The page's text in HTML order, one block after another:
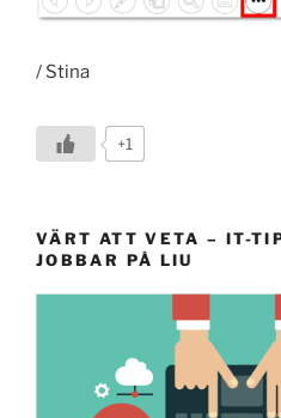
/ Stina
+1
VÄRT ATT VETA – IT-
JOBBAR PÅ LIU